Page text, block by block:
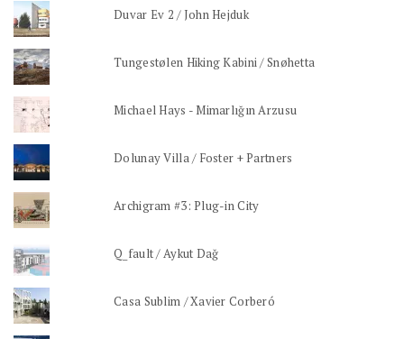
Duvar Ev 2 / John Hejduk
Tungestølen Hiking Kabini / Snøhetta
Michael Hays - Mimarlığın Arzusu
Dolunay Villa / Foster + Partners
Archigram #3: Plug-in City
Q_fault / Aykut Dağ
Casa Sublim / Xavier Corberó